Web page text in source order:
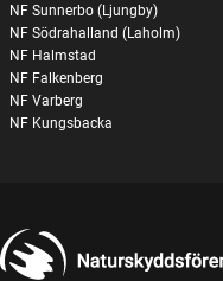
NF Sunnerbo (Ljungby)
NF Södrahalland (Laholm)
NF Halmstad
NF Falkenberg
NF Varberg
NF Kungsbacka